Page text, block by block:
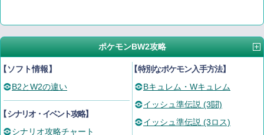
ポケモンBW2攻略
ソフト情報】
B2とW2の違い
シナリオ・イベント攻略】
シナリオ攻略チャート
【特別なポケモン入手方法】
Bキュレム・Wキュレム
イッシュ準伝説 (3闘)
イッシュ準伝説 (3ロス)